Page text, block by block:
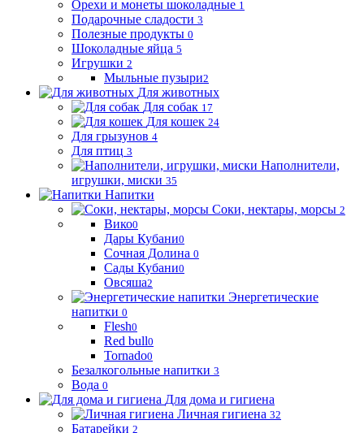
Орехи и монеты шоколадные 1
Подарочные сладости 3
Полезные продукты 0
Шоколадные яйца 5
Игрушки 2
Мыльные пузыри2
Для животных
Для собак 17
Для кошек 24
Для грызунов 4
Для птиц 3
Наполнители,
игрушки, миски 35
Напитки
Соки, нектары, морсы 2
Вико0
Дары Кубани0
Сочная Долина 0
Сады Кубани0
Овсяша2
Энергетические
напитки 0
Flesh0
Red bull0
Tornado0
Безалкогольные напитки 3
Вода 0
Для дома и гигиена
Личная гигиена 32
Батарейки 2